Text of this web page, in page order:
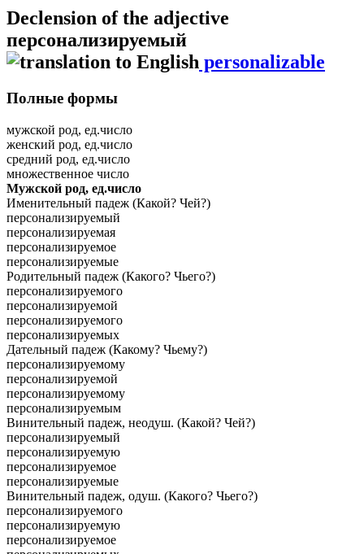
Declension of the adjective
персонализируемый
personalizable
Полные формы
мужской род, ед.число
женский род, ед.число
средний род, ед.число
множественное число
Мужской род, ед.число
Именительный падеж (Какой? Чей?)
персонализируемый
персонализируемая
персонализируемое
персонализируемые
Родительный падеж (Какого? Чьего?)
персонализируемого
персонализируемой
персонализируемого
персонализируемых
Дательный падеж (Какому? Чьему?)
персонализируемому
персонализируемой
персонализируемому
персонализируемым
Винительный падеж, неодуш. (Какой? Чей?)
персонализируемый
персонализируемую
персонализируемое
персонализируемые
Винительный падеж, одуш. (Какого? Чьего?)
персонализируемого
персонализируемую
персонализируемое